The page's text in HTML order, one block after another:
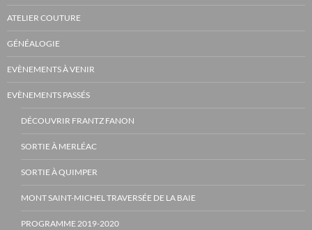
ATELIER COUTURE
GÉNÉALOGIE
EVÈNEMENTS À VENIR
EVÈNEMENTS PASSÉS
DÉCOUVRIR FRANTZ FANON
SORTIE À MERLÉAC
SORTIE À QUIMPER
MONT SAINT-MICHEL TRAVERSÉE DE LA BAIE
PROGRAMME 2019-2020